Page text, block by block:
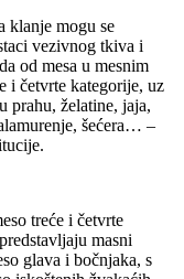
klanje mogu se
vezivnog tkiva i
od mesa u mesnim
i četvrte kategorije, uz
prahu, želatine, jaja,
šećera… –
treće i četvrte
masni
glava i bočnjaka, s